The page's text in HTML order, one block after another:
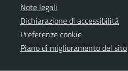
Note legali
Dichiarazione di accessibilità
Preferenze cookie
Piano di miglioramento del sito